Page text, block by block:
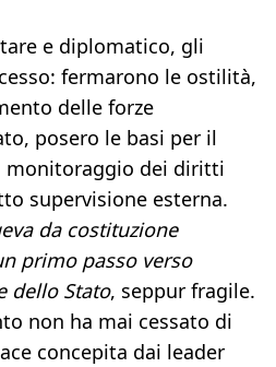
e diplomatico, gli
fermarono le ostilità,
delle forze
posero le basi per il
dei diritti
supervisione esterna.
da costituzione
primo passo verso
dello Stato, seppur fragile.
non ha mai cessato di
concepita dai leader